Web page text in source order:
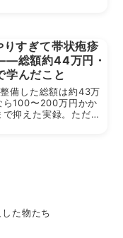
すぎて帯状疱疹
総額約44万円・
学んだこと
備した総額は約43万
ら100〜200万円かか
抑えた実録。ただし
た物たち